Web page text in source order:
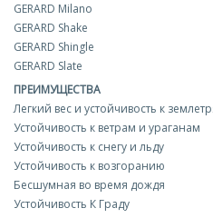
GERARD Milano
GERARD Shake
GERARD Shingle
GERARD Slate
ПРЕИМУЩЕСТВА
Легкий вес и устойчивость к
Устойчивость к ветрам и ураганам
Устойчивость к снегу и льду
Устойчивость к возгоранию
Бесшумная во время дождя
Устойчивость К Граду